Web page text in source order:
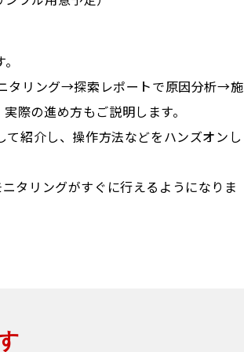
タリング→探索レポートで原因分析→施
際の進め方もご説明します。
紹介し、操作方法などをハンズオンし
タリングがすぐに行えるようになりま